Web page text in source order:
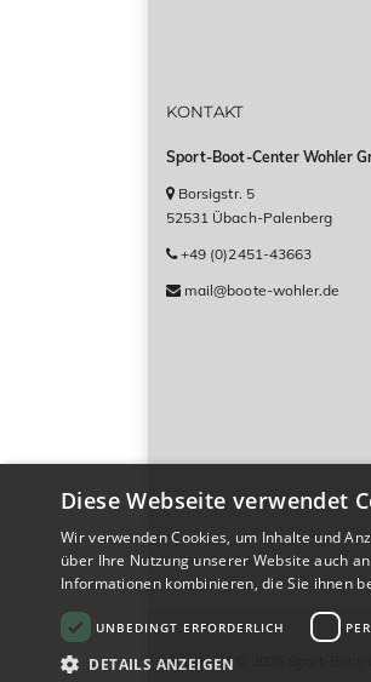
KONTAKT
Sport-Boot-Center Wohler
Borsigstr. 5
52531 Übach-Palenberg
+49 (0)2451-43663
mail@boote-wohler.de
Copyright © 2026 Sport-Boot-
Diese Webseite verwendet
Wir verwenden Cookies, um Inhalte und
über Ihre Nutzung unserer Website auch
Informationen kombinieren, die Sie ihnen
UNBEDINGT ERFORDERLICH
DETAILS ANZEIGEN